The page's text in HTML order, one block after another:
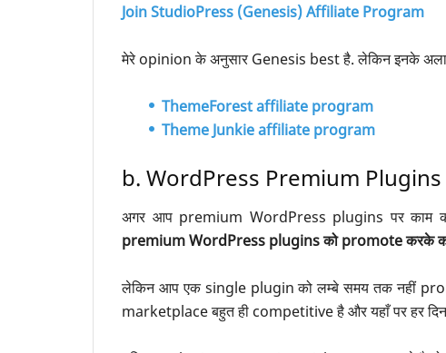
Join StudioPress (Genesis) Affiliate Program
मेरे opinion के अनुसार Genesis best है. लेकिन इनके
ThemeForest affiliate program
Theme Junkie affiliate program
b. WordPress Premium Plugins
अगर आप premium WordPress plugins पर काम
premium WordPress plugins को promote करके
लेकिन आप एक single plugin को लम्बे समय तक नहीं
marketplace बहुत ही competitive है और यहाँ पर हर